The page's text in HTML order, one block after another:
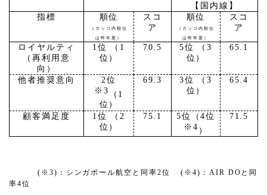
【国内線】
指標
順位
（カッコ内順位
は昨年度）
スコ
ア
順位
（カッコ内順位
は昨年度）
スコ
ア
ロイヤルティ
（再利用意
向）
1 位 （ 1
位）
70.5 5位 （3
位）
65.1
他者推奨意向 2 位
※ 3 （ 1
位）
69.3 3位 （3
位）
65.4
顧客満足度 1 位 （ 2
位）
75.1 5位（4位
※4 ）
71.5
( ※ 3) ：シンガポール航空と同率2位 ( ※4) ： AIR DO と同
率4位